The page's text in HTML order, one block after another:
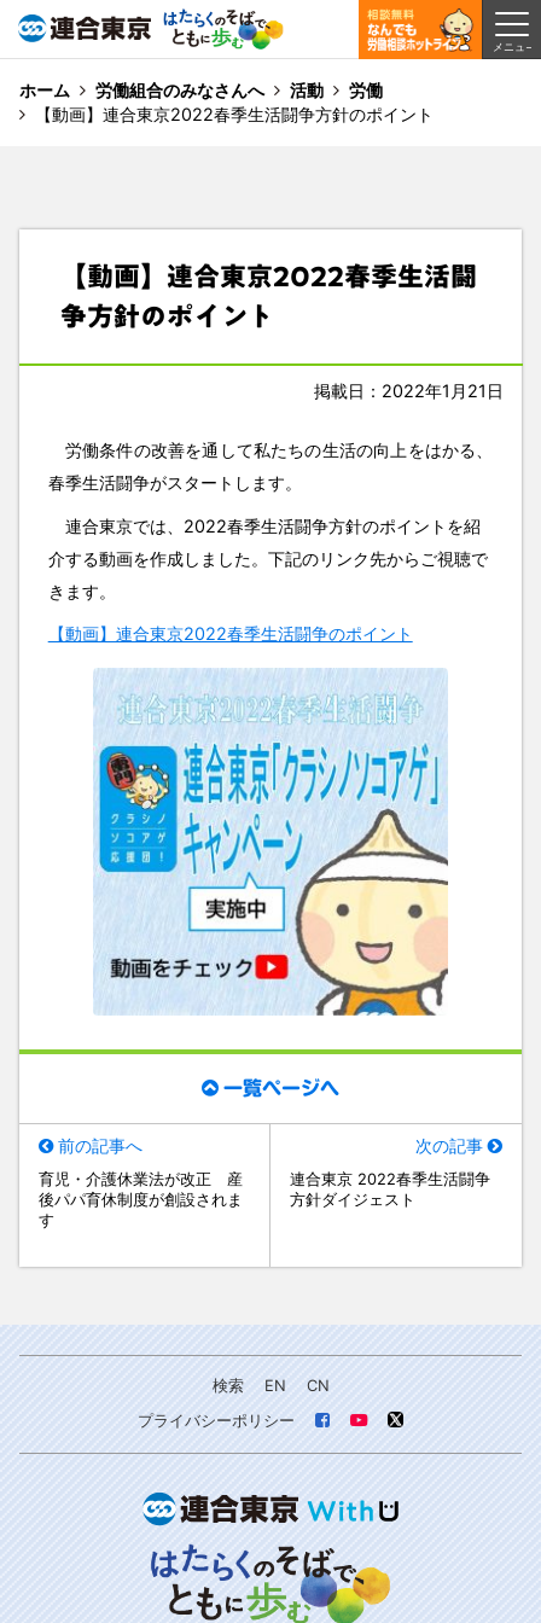
ホーム 労働組合のみなさんへ 活動
労働
【動画】連合東京2022春季生活闘争方針のポイント
【動画】連合東京2022春季生活闘
争方針のポイント
掲載日：2022年1月21日
労働条件の改善を通して私たちの生活の向上をはかる、
春季生活闘争がスタートします。
連合東京では、2022春季生活闘争方針のポイントを紹
介する動画を作成しました。下記のリンク先からご視聴で
きます。
【動画】連合東京2022春季生活闘争のポイント
一覧ページへ
前の記事へ
育児・介護休業法が改正 産
後パパ育休制度が創設されま
す
次の記事
連合東京 2022春季生活闘争
方針ダイジェスト
検索 EN
CN
プライバシーポリシー